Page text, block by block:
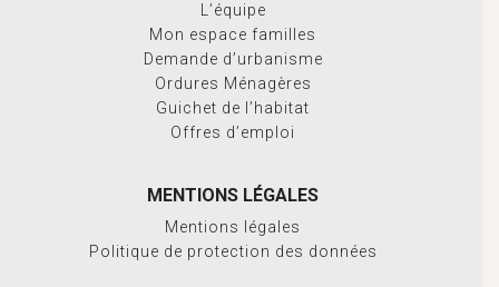
L’équipe
Mon espace familles
Demande d’urbanisme
Ordures Ménagères
Guichet de l’habitat
Offres d’emploi
MENTIONS LÉGALES
Mentions légales
Politique de protection des données